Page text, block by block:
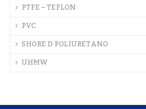
PTFE – TEFLON
PVC
SHORE D POLIURETANO
UHMW